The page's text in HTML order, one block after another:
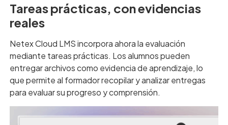
Tareas prácticas, con evidencias
reales
Netex Cloud LMS incorpora ahora la evaluación
mediante tareas prácticas. Los alumnos pueden
entregar archivos como evidencia de aprendizaje, lo
que permite al formador recopilar y analizar entregas
para evaluar su progreso y comprensión.